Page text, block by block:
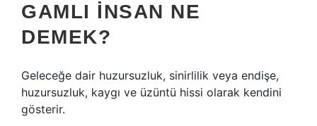
GAMLI INSAN NE
DEMEK?
Geleceğe dair huzursuzluk, sinirlilik veya endişe,
huzursuzluk, kaygı ve üzüntü hissi olarak kendini
gösterir.